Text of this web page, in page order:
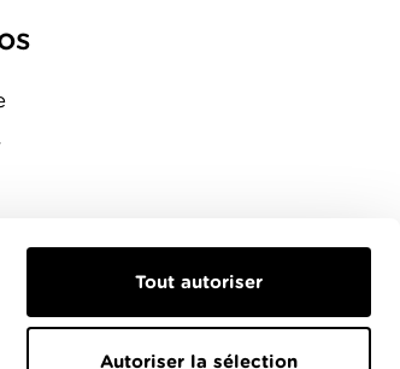
Tout autoriser
Autoriser la sélection